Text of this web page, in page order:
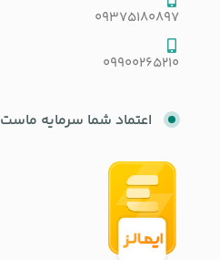
09375180897
09900265210
اعتماد شما سرمایه ماست